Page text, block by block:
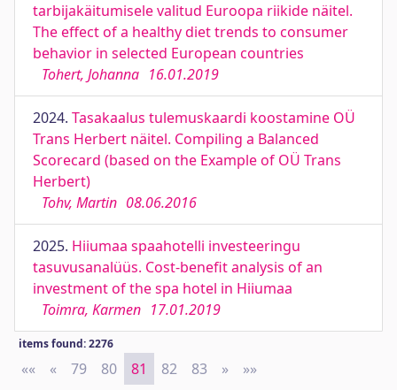
tarbijakäitumisele valitud Euroopa riikide näitel.
The effect of a healthy diet trends to consumer
behavior in selected European countries
Tohert, Johanna 16.01.2019
2024. Tasakaalus tulemuskaardi koostamine OÜ
Trans Herbert näitel. Compiling a Balanced
Scorecard (based on the Example of OÜ Trans
Herbert)
Tohv, Martin 08.06.2016
2025. Hiiumaa spaahotelli investeeringu
tasuvusanalüüs. Cost-benefit analysis of an
investment of the spa hotel in Hiiumaa
Toimra, Karmen 17.01.2019
items found: 2276
«« First
« Previous
79 80 81 82 83 » Next
»»